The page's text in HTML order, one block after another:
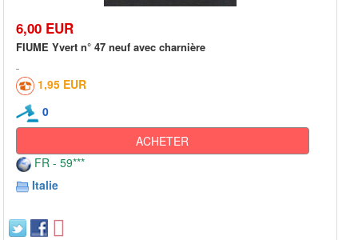
6,00 EUR
FIUME Yvert n° 47 neuf avec charnière
1,95 EUR
0
ACHETER
FR - 59***
Italie